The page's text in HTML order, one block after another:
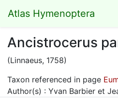
Atlas Hymenoptera
Ancistrocerus
(Linnaeus, 1758)
Taxon referenced in page
Author(s) : Yvan Barbier et